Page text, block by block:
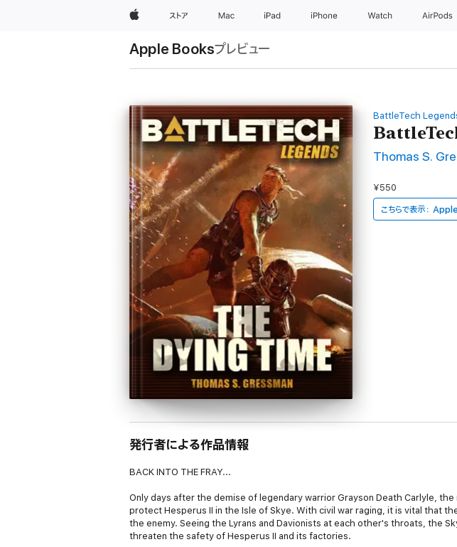
Appleストア Mac iPad iPhone Watch AirPods
Apple Booksプレビュー
BattleTech
Thomas S.
¥550
こちらで表示：
発行者による作品情報
BACK INTO THE FRAY...
Only days after the demise of legendary warrior Grayson Death Carlyle,
protect Hesperus II in the Isle of Skye. With civil war raging, it is vital that
the enemy. Seeing the Lyrans and Davionists at each other's throats, the
threaten the safety of Hesperus II and its factories.